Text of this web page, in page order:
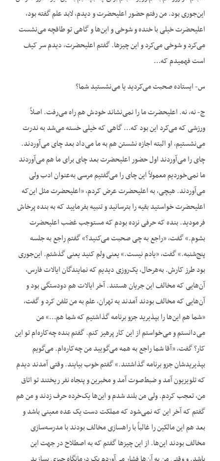
این‌جوری بود. من رفتم حضور اعلیحضرت و دیدم، لابد علم گفته بود،
اعلیحضرت خیلی با خنده و شوخی و این‌ها و گاهی تو طاقچه می‌نشست
می‌کرد و شوخی می‌کرد و این چیزها. گفتم اعلیحضرت، دیدم سر کیف
است فهمیدم که…
س- ایستاده صحبت می‌کردید یا می‌نشستید شما؟
ج- نه، نه. اعلیحضرت ما را نمی‌نشاند خودش هم راه می‌رفت. اصلاً
ورزشی که می‌کرد این بود که… گاهی که خیلی خسته می‌شد به ندرت
می‌نشستیم، او البته اجازه نشستن هم به ما می‌داد بعد چای می‌آوردند.
چای را می‌آوردند اول حضور اعلیحضرت بعد چای برای ما هم می‌آوردند
ما نمی‌خوردیم معمولاً این چای را می‌گفتیم مرسی به‌عنوان ادب ولی
می‌آوردند. هیچی، به اعلیحضرت عرض کردم، «اعلیحضرت مثل این‌که
اعلیحضرت خواستید بقیه را بترسانید و تنبیه بفرمایید که به بنده پرخاش
فرمودید. بنده که حرفی نزده بودم که مستوجب غضب اعلیحضرت
بشوم.» گفت، «راجع به چی صحبت می‌کنید؟» گفتم راجع به جلسه
پنج‌شنبه.» گفت، «یادم نیست.» یعنی ولم کنید یعنی گذشتم. این‌جوری
بود طرز کارش. به‌هرحال، یک‌روزی دیدیم که نمایندگان ایالات فارس،
آن‌هایی که مخالف این جریان هستند. آخر ایالات هم دودستگی بود و
آن‌هایی که مخالف بودند آمدند به تهران، علم به من تلفن کرد و گفت،
«شما هم این‌ها را بپذیرید جزو برنامه گذاشتیم که شما هم…» من
می‌دانستم و می‌خواستم از این کار پرهیز کنم. گفتم بنده چه‌کاره‌ام تو این
کار؟ گفت، «آقا شما راجع به همه می‌گویید من چه‌کاره‌ام. می‌گویم
بپذیریدشان جزو برنامه گذاشتند.» گفتم خوب بیایند. وقتی آمدند دیدم
که تلویزیون آمد و ضبط‌صوت آمد و مخبرین و پنجاه نفر ریختند تو اتاق
من، تعجب کردم. ولی من بلند شدم و این‌ها یک‌خرده حرف زدند و من هم
گفتم که آخر این که نمی‌شود که مملکت دست یک عده معینی باشد و
بعد هم این مالکین را غالباً با راهسازی مخالف بودند با مدرسه‌سازی
مخالف بودند این‌ها. از این چیزها گفتم که به اصطلاح در جهت این